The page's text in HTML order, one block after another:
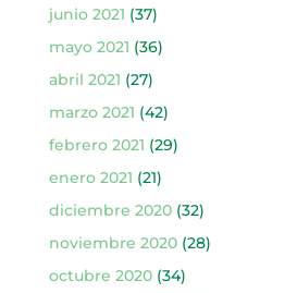
junio 2021 (37)
mayo 2021 (36)
abril 2021 (27)
marzo 2021 (42)
febrero 2021 (29)
enero 2021 (21)
diciembre 2020(32)
noviembre 2020(28)
octubre 2020(34)